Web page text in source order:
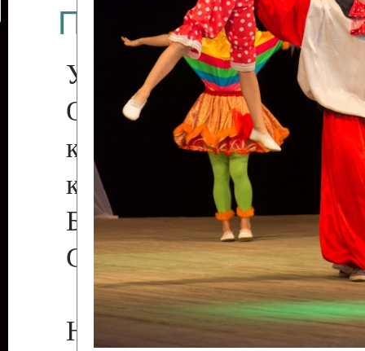
Приднестровского
Участники фестиваля:
Образцовый
коллектив
культуры с.
Бендеры ,
Светлана Георгиевна
Народный цирковой